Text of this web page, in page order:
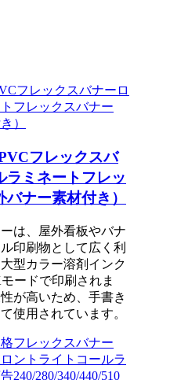
フレックスバ
ラミネートフレッ
ナー素材付き）
は、屋外看板やバナ
印刷物として広く利
型カラー溶剤インク
ードで印刷されま
が高いため、手書き
使用されています。